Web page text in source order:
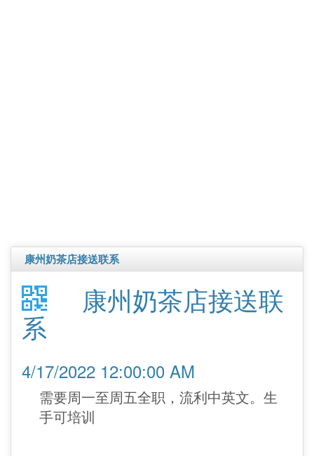
康州奶茶店接送联系
康州奶茶店接送联
系
4/17/2022 12:00:00 AM
需要周一至周五全职，流利中英文。生
手可培训